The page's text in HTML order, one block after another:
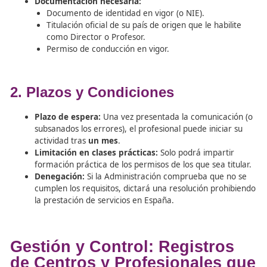
Profesionales de la UE que
Profesor Escuela de
Conductores.
Los directores y profesores establecidos en otros
miembros de la UE pueden ejercer en España siguiendo
procedimiento simplificado de comunicación previa.
Trámite:No es una solicitud de examen, sino una
comunicación previaa la Jefatura Provincial de